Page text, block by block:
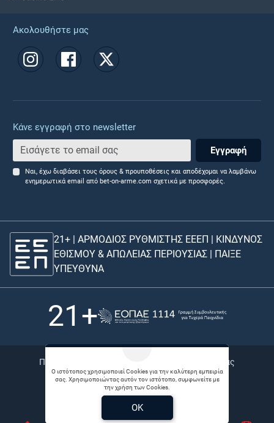
Ο ιστότοπος χρησιμοποιεί Cookies για την καλύτερη εμπειρία
σας. Χρησιμοποιώντας αυτόν τον ιστότοπο, συμφωνείτε με
την χρήση των Cookies.
OK
Ακολουθήστε μας
Κάνε εγγραφή στο newsletter
Εγγραφή
Ναι, έχω διαβάσει τους όρους & προυποθέσεις και αποδέχομαι να λαμβάνω
ενημερωτικά email από bet-on-arme.com σχετικά με προσφορές.
21+ | ΑΡΜΟΔΙΟΣ ΡΥΘΜΙΣΤΗΣ ΕΕΕΠ | ΚΙΝΔΥΝΟΣ
ΕΘΙΣΜΟΥ & ΑΠΩΛΕΙΑΣ ΠΕΡΙΟΥΣΙΑΣ | ΠΑΙΞΕ
ΥΠΕΥΘΥΝΑ
21+
Πολιτική απορρήτου |
Θέσεις εργασίας
© 2026 Betonarme
Developed by
Digital Winners